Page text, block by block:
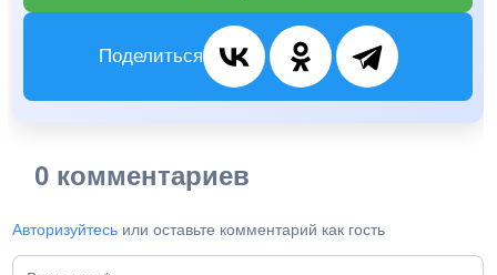
Поделиться
0 комментариев
Авторизуйтесь или оставьте комментарий как гость